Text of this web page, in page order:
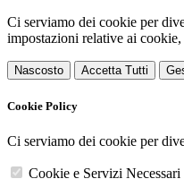
Ci serviamo dei cookie per
impostazioni relative ai
Nascosto Accetta Tutti
Cookie Policy
Ci serviamo dei cookie per
Cookie e Servizi Necessari